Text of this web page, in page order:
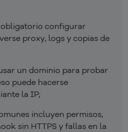
obligatorio configurar
proxy, logs y copias de
un dominio para probar
puede hacerse
la IP;
incluyen permisos,
sin HTTPS y fallas en la